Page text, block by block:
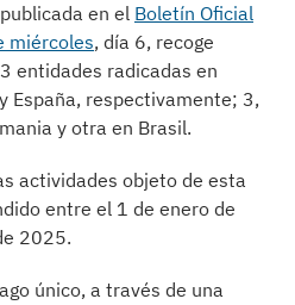
en el Boletín Oficial
miércoles, día 6, recoge
entidades radicadas en
España, respectivamente; 3,
y otra en Brasil.
actividades objeto de esta
entre el 1 de enero de
2025.
único, a través de una